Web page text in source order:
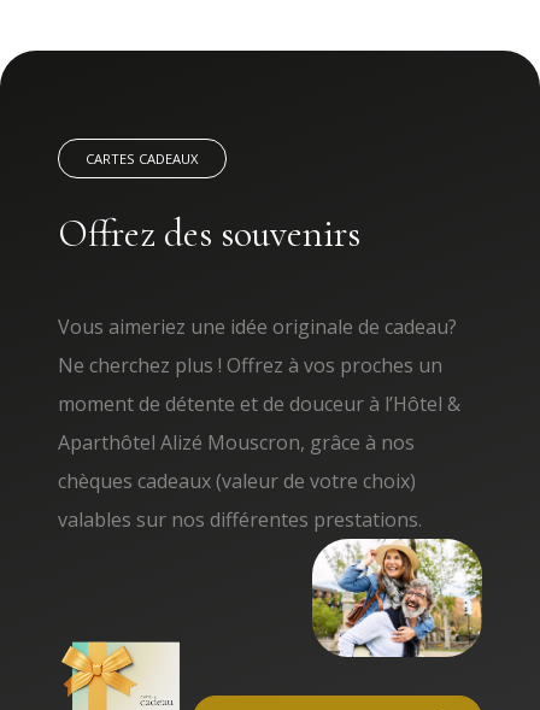
CARTES CADEAUX
Offrez des souvenirs
Vous aimeriez une idée originale de cadeau?
Ne cherchez plus ! Offrez à vos proches un
moment de détente et de douceur à l’Hôtel &
Aparthôtel Alizé Mouscron, grâce à nos
chèques cadeaux (valeur de votre choix)
valables sur nos différentes prestations.